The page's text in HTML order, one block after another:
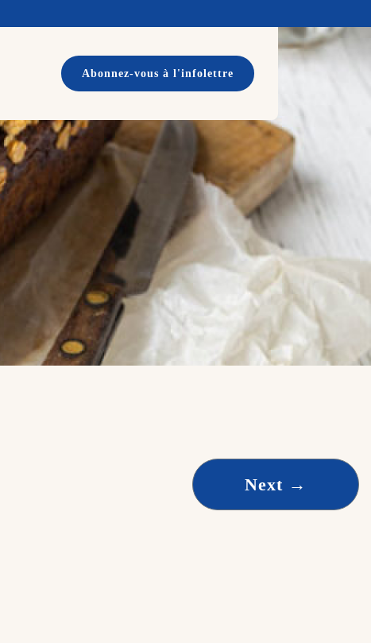
Abonnez-vous à l'infolettre
Next →